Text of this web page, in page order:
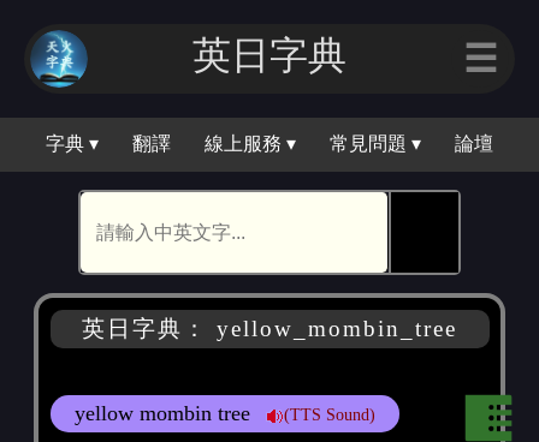
英日字典 ☰
字典 ▾ 翻譯 線上服務 ▾ 常見問題 ▾ 論壇
英日字典： yellow_mombin_tree
yellow mombin tree (TTS Sound)